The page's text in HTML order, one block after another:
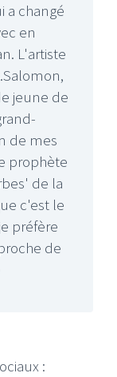
a changé
en
L'artiste
jeune de
de mes
prophète
de la
c'est le
préfère
de
: